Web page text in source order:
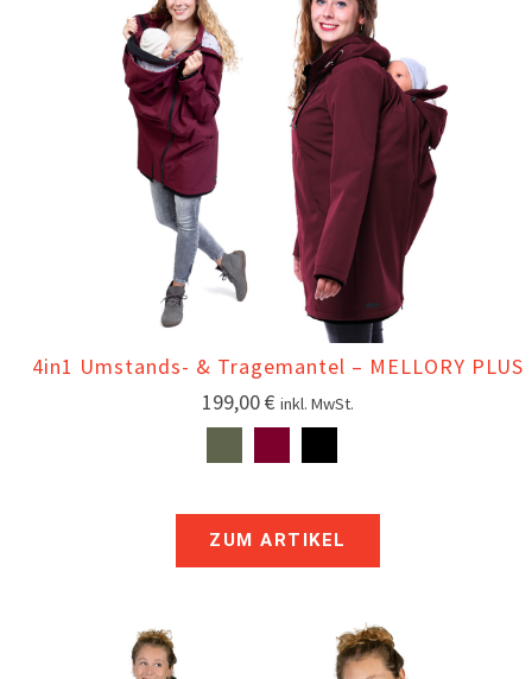
4in1 Umstands- & Tragemantel – MELLORY PLUS
199,00€ inkl. MwSt.
ZUM ARTIKEL